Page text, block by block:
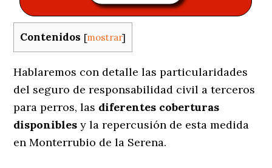
Contenidos [mostrar]
Hablaremos con detalle las particularidades
del seguro de responsabilidad civil a terceros
para perros, las diferentes coberturas
disponibles y la repercusión de esta medida
en Monterrubio de la Serena.